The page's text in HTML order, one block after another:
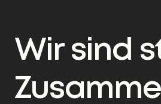
Wir sind